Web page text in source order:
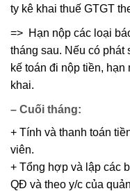
ty kê khai thuế GTGT
=> Hạn nộp các loại
tháng sau. Nếu có phát
kế toán đi nộp tiền,
khai.
– Cuối tháng:
+ Tính và thanh toán
viên.
+ Tổng hợp và lập các
QĐ và theo y/c của